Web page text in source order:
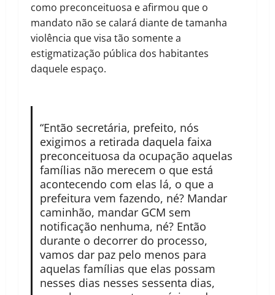
como preconceituosa e afirmou que o
mandato não se calará diante de tamanha
violência que visa tão somente a
estigmatização pública dos habitantes
daquele espaço.
“Então secretária, prefeito, nós
exigimos a retirada daquela faixa
preconceituosa da ocupação aquelas
famílias não merecem o que está
acontecendo com elas lá, o que a
prefeitura vem fazendo, né? Mandar
caminhão, mandar GCM sem
notificação nenhuma, né? Então
durante o decorrer do processo,
vamos dar paz pelo menos para
aquelas famílias que elas possam
nesses dias nesses sessenta dias,